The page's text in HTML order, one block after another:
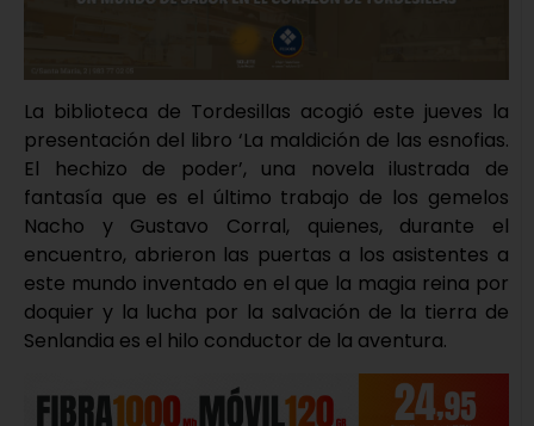
La biblioteca de Tordesillas acogió este jueves la
presentación del libro ‘La maldición de las esnofias.
El hechizo de poder’, una novela ilustrada de
fantasía que es el último trabajo de los gemelos
Nacho y Gustavo Corral, quienes, durante el
encuentro, abrieron las puertas a los asistentes a
este mundo inventado en el que la magia reina por
doquier y la lucha por la salvación de la tierra de
Senlandia es el hilo conductor de la aventura.